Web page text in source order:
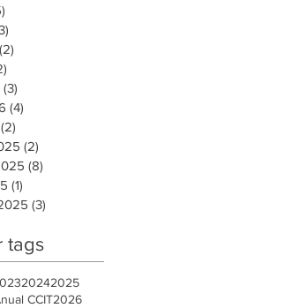
(2)
(3)
(4)
(2)
(2)
(8)
(1)
(3)
tags
20242025
CCIT2026